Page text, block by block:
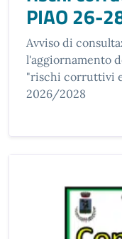
PIAO 26-
Avviso di
l'aggiornamento
"rischi corruttivi
2026/2028